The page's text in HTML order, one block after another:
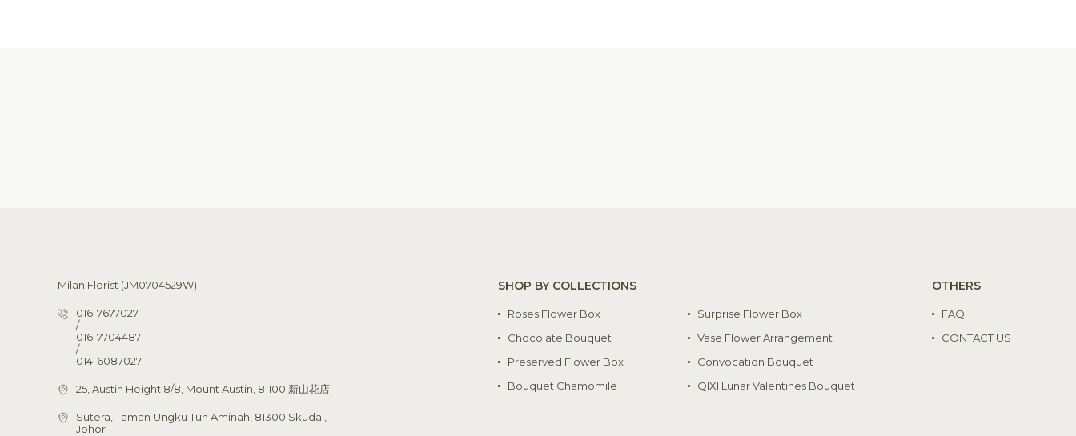
Milan Florist (JM0704529W)
016-7677027
/
016-7704487
/
014-6087027
25, Austin Height 8/8, Mount Austin, 81100 新山花店
Sutera, Taman Ungku Tun Aminah, 81300 Skudai,
Johor
SHOP BY COLLECTIONS
Roses Flower Box
Chocolate Bouquet
Preserved Flower Box
Bouquet Chamomile
Surprise Flower Box
Vase Flower Arrangement
Convocation Bouquet
QIXI Lunar Valentines Bouquet
OTHERS
FAQ
CONTACT US